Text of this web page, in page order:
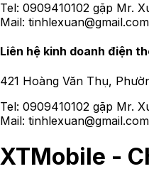
Tel: 0909410102 gặp Mr.
Mail: tinhlexuan@gmail.com
Liên hệ kinh doanh điện
421 Hoàng Văn Thụ,
Tel: 0909410102 gặp Mr.
Mail: tinhlexuan@gmail.com
XTMobile -